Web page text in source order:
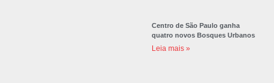
Centro de São Paulo ganha
quatro novos Bosques Urbanos
Leia mais »